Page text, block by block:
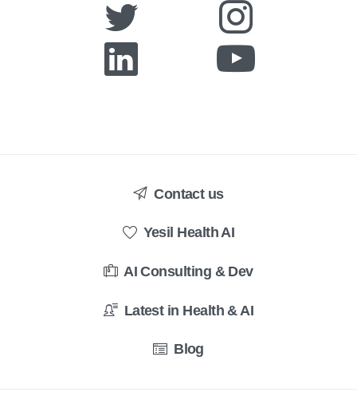
Contact us
Yesil Health AI
AI Consulting & Dev
Latest in Health & AI
Blog